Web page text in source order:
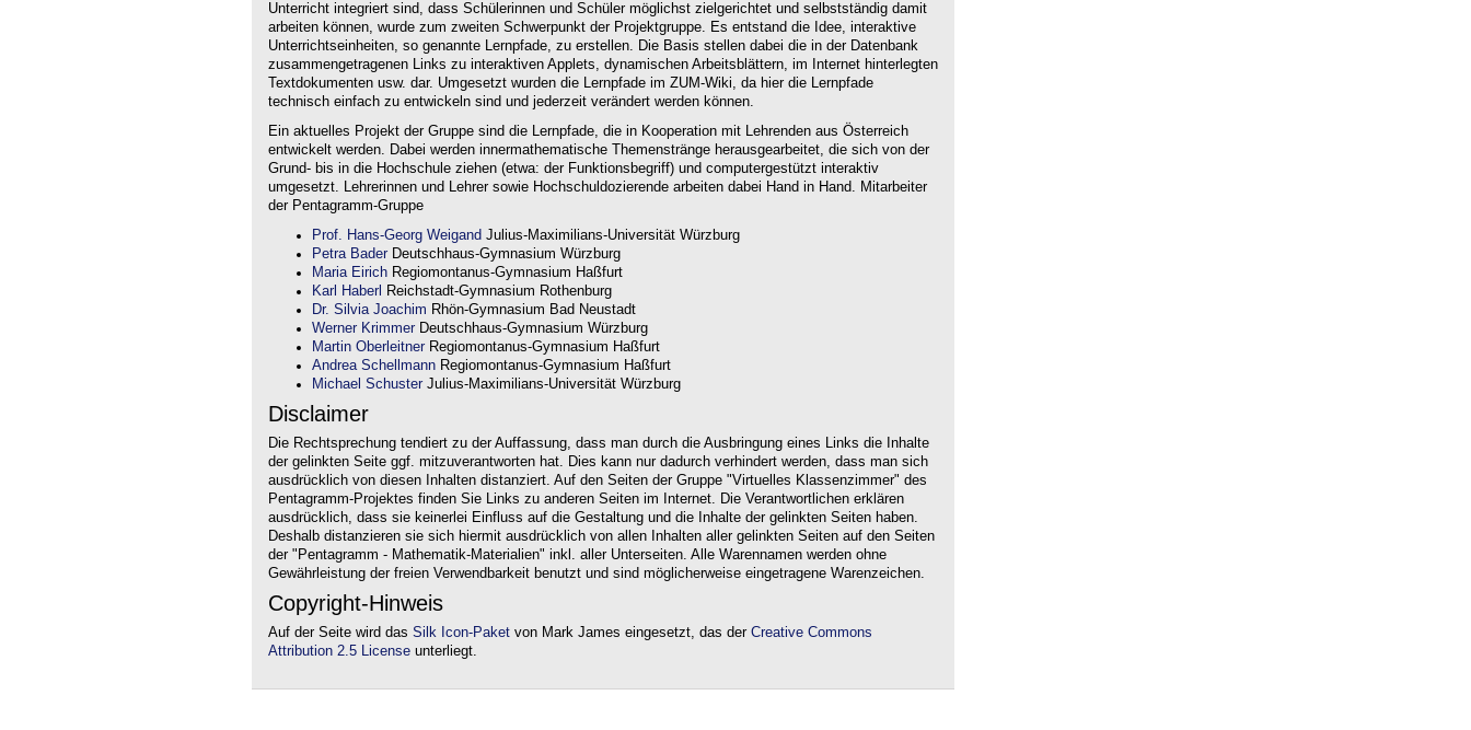
Unterricht integriert sind, dass Schülerinnen und Schüler möglichst zielgerichtet und selbstständig damit
arbeiten können, wurde zum zweiten Schwerpunkt der Projektgruppe. Es entstand die Idee, interaktive
Unterrichtseinheiten, so genannte Lernpfade, zu erstellen. Die Basis stellen dabei die in der Datenbank
zusammengetragenen Links zu interaktiven Applets, dynamischen Arbeitsblättern, im Internet hinterlegten
Textdokumenten usw. dar. Umgesetzt wurden die Lernpfade im ZUM-Wiki, da hier die Lernpfade
technisch einfach zu entwickeln sind und jederzeit verändert werden können.
Ein aktuelles Projekt der Gruppe sind die Lernpfade, die in Kooperation mit Lehrenden aus Österreich
entwickelt werden. Dabei werden innermathematische Themenstränge herausgearbeitet, die sich von der
Grund- bis in die Hochschule ziehen (etwa: der Funktionsbegriff) und computergestützt interaktiv
umgesetzt. Lehrerinnen und Lehrer sowie Hochschuldozierende arbeiten dabei Hand in Hand. Mitarbeiter
der Pentagramm-Gruppe
Prof. Hans-Georg Weigand Julius-Maximilians-Universität Würzburg
Petra Bader Deutschhaus-Gymnasium Würzburg
Maria Eirich Regiomontanus-Gymnasium Haßfurt
Karl Haberl
Reichstadt-Gymnasium Rothenburg
Dr. Silvia Joachim Rhön-Gymnasium Bad Neustadt
Werner Krimmer Deutschhaus-Gymnasium Würzburg
Martin Oberleitner Regiomontanus-Gymnasium Haßfurt
Andrea Schellmann Regiomontanus-Gymnasium Haßfurt
Michael Schuster Julius-Maximilians-Universität Würzburg
Disclaimer
Die Rechtsprechung tendiert zu der Auffassung, dass man durch die Ausbringung eines Links die Inhalte
der gelinkten Seite ggf. mitzuverantworten hat. Dies kann nur dadurch verhindert werden, dass man sich
ausdrücklich von diesen Inhalten distanziert. Auf den Seiten der Gruppe "Virtuelles Klassenzimmer" des
Pentagramm-Projektes finden Sie Links zu anderen Seiten im Internet. Die Verantwortlichen erklären
ausdrücklich, dass sie keinerlei Einfluss auf die Gestaltung und die Inhalte der gelinkten Seiten haben.
Deshalb distanzieren sie sich hiermit ausdrücklich von allen Inhalten aller gelinkten Seiten auf den Seiten
der "Pentagramm - Mathematik-Materialien" inkl. aller Unterseiten. Alle Warennamen werden ohne
Gewährleistung der freien Verwendbarkeit benutzt und sind möglicherweise eingetragene Warenzeichen.
Copyright-Hinweis
Auf der Seite wird das Silk Icon-Paket von Mark James eingesetzt, das der Creative Commons
Attribution 2.5 License unterliegt.